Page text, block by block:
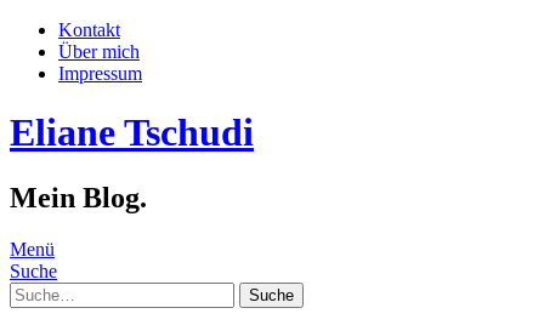
Kontakt
Über mich
Impressum
Eliane Tschudi
Mein Blog.
Menü
Suche
Suche